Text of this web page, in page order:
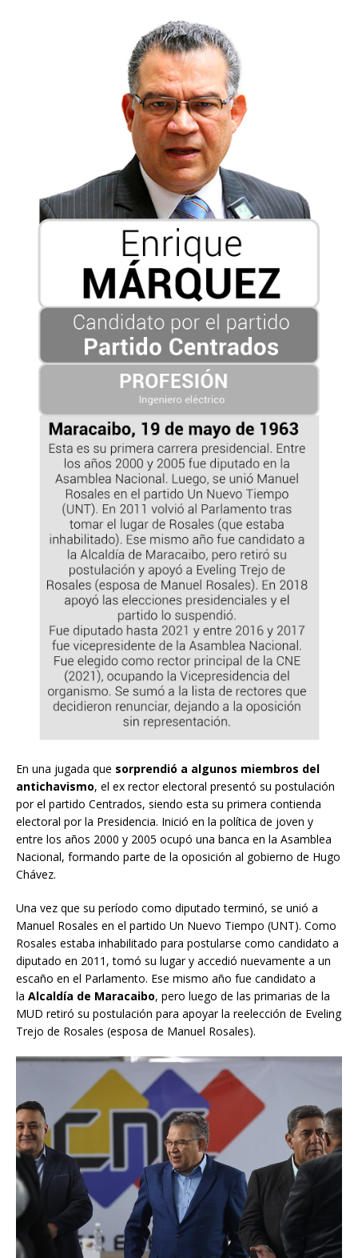
En una jugada que sorprendió a algunos miembros del
antichavismo, el ex rector electoral presentó su postulación
por el partido Centrados, siendo esta su primera contienda
electoral por la Presidencia. Inició en la política de joven y
entre los años 2000 y 2005 ocupó una banca en la Asamblea
Nacional, formando parte de la oposición al gobierno de Hugo
Chávez.
Una vez que su período como diputado terminó, se unió a
Manuel Rosales en el partido Un Nuevo Tiempo (UNT). Como
Rosales estaba inhabilitado para postularse como candidato a
diputado en 2011, tomó su lugar y accedió nuevamente a un
escaño en el Parlamento. Ese mismo año fue candidato a
la Alcaldía de Maracaibo, pero luego de las primarias de la
MUD retiró su postulación para apoyar la reelección de Eveling
Trejo de Rosales (esposa de Manuel Rosales).